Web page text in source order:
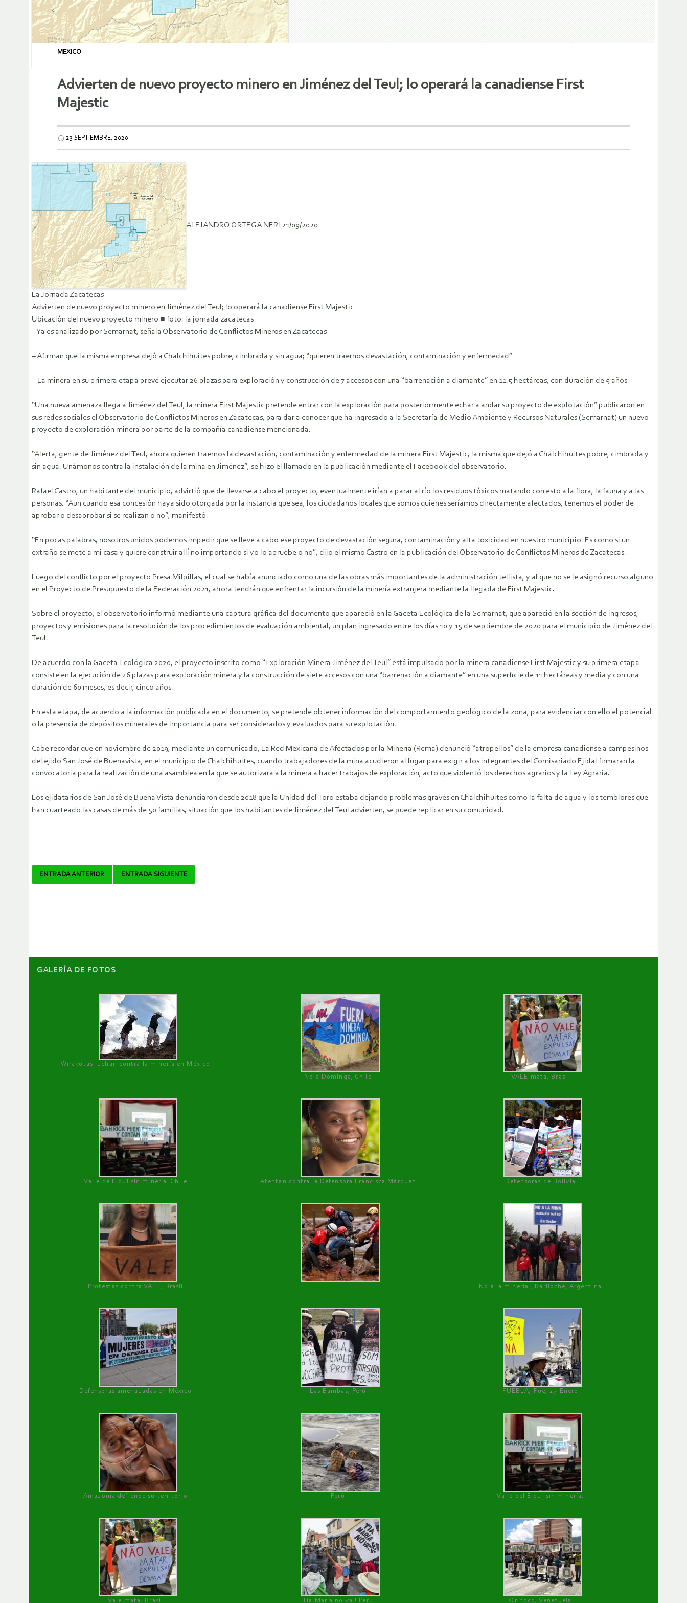
MEXICO
Advierten de nuevo proyecto minero en Jiménez del Teul; lo operará la canadiense First
Majestic
23 SEPTIEMBRE, 2020
ALEJANDRO ORTEGA NERI 21/09/2020
La Jornada Zacatecas
Advierten de nuevo proyecto minero en Jiménez del Teul; lo operará la canadiense First Majestic
Ubicación del nuevo proyecto minero ■ foto: la jornada zacatecas
– Ya es analizado por Semarnat, señala Observatorio de Conflictos Mineros en Zacatecas
– Afirman que la misma empresa dejó a Chalchihuites pobre, cimbrada y sin agua; “quieren traernos devastación, contaminación y enfermedad”
– La minera en su primera etapa prevé ejecutar 26 plazas para exploración y construcción de 7 accesos con una “barrenación a diamante” en 11.5 hectáreas, con duración de 5 años
“Una nueva amenaza llega a Jiménez del Teul, la minera First Majestic pretende entrar con la exploración para posteriormente echar a andar su proyecto de explotación” publicaron en
sus redes sociales el Observatorio de Conflictos Mineros en Zacatecas, para dar a conocer que ha ingresado a la Secretaría de Medio Ambiente y Recursos Naturales (Semarnat) un nuevo
proyecto de exploración minera por parte de la compañía canadiense mencionada.
“Alerta, gente de Jiménez del Teul, ahora quieren traernos la devastación, contaminación y enfermedad de la minera First Majestic, la misma que dejó a Chalchihuites pobre, cimbrada y
sin agua. Unámonos contra la instalación de la mina en Jiménez”, se hizo el llamado en la publicación mediante el Facebook del observatorio.
Rafael Castro, un habitante del municipio, advirtió que de llevarse a cabo el proyecto, eventualmente irían a parar al río los residuos tóxicos matando con esto a la flora, la fauna y a las
personas. “Aun cuando esa concesión haya sido otorgada por la instancia que sea, los ciudadanos locales que somos quienes seríamos directamente afectados, tenemos el poder de
aprobar o desaprobar si se realizan o no”, manifestó.
“En pocas palabras, nosotros unidos podemos impedir que se lleve a cabo ese proyecto de devastación segura, contaminación y alta toxicidad en nuestro municipio. Es como si un
extraño se mete a mi casa y quiere construir allí no importando si yo lo apruebe o no”, dijo el mismo Castro en la publicación del Observatorio de Conflictos Mineros de Zacatecas.
Luego del conflicto por el proyecto Presa Milpillas, el cual se había anunciado como una de las obras más importantes de la administración tellista, y al que no se le asignó recurso alguno
en el Proyecto de Presupuesto de la Federación 2021, ahora tendrán que enfrentar la incursión de la minería extranjera mediante la llegada de First Majestic.
Sobre el proyecto, el observatorio informó mediante una captura gráfica del documento que apareció en la Gaceta Ecológica de la Semarnat, que apareció en la sección de ingresos,
proyectos y emisiones para la resolución de los procedimientos de evaluación ambiental, un plan ingresado entre los días 10 y 15 de septiembre de 2020 para el municipio de Jiménez del
Teul.
De acuerdo con la Gaceta Ecológica 2020, el proyecto inscrito como “Exploración Minera Jiménez del Teul” está impulsado por la minera canadiense First Majestic y su primera etapa
consiste en la ejecución de 26 plazas para exploración minera y la construcción de siete accesos con una “barrenación a diamante” en una superficie de 11 hectáreas y media y con una
duración de 60 meses, es decir, cinco años.
En esta etapa, de acuerdo a la información publicada en el documento, se pretende obtener información del comportamiento geológico de la zona, para evidenciar con ello el potencial
o la presencia de depósitos minerales de importancia para ser considerados y evaluados para su explotación.
Cabe recordar que en noviembre de 2019, mediante un comunicado, La Red Mexicana de Afectados por la Minería (Rema) denunció “atropellos” de la empresa canadiense a campesinos
del ejido San José de Buenavista, en el municipio de Chalchihuites, cuando trabajadores de la mina acudieron al lugar para exigir a los integrantes del Comisariado Ejidal firmaran la
convocatoria para la realización de una asamblea en la que se autorizara a la minera a hacer trabajos de exploración, acto que violentó los derechos agrarios y la Ley Agraria.
Los ejidatarios de San José de Buena Vista denunciaron desde 2018 que la Unidad del Toro estaba dejando problemas graves en Chalchihuites como la falta de agua y los temblores que
han cuarteado las casas de más de 50 familias, situación que los habitantes de Jiménez del Teul advierten, se puede replicar en su comunidad.
Navegador
ENTRADA ANTERIOR ENTRADA SIGUIENTE
GALERÌA DE FOTOS
Wirakutas luchan contra la minería en México
No a Dominga, Chile
VALE mata, Brasil
Valle de Elqui sin minería. Chile Atentan contra la Defensora Francisca Márquez Defensoras de Bolivia
Protestas contra VALE, Brasil No a la minería , Bariloche, Argentina
Defensoras amenazadas en México Las Bambas, Perú PUEBLA, Pue, 27 Enero
Amazonía defiende su territorio Perú Valle del Elqui sin minería.
Vale mata, Brasil Tía María no va ! Perú Orinoco, Venezuela